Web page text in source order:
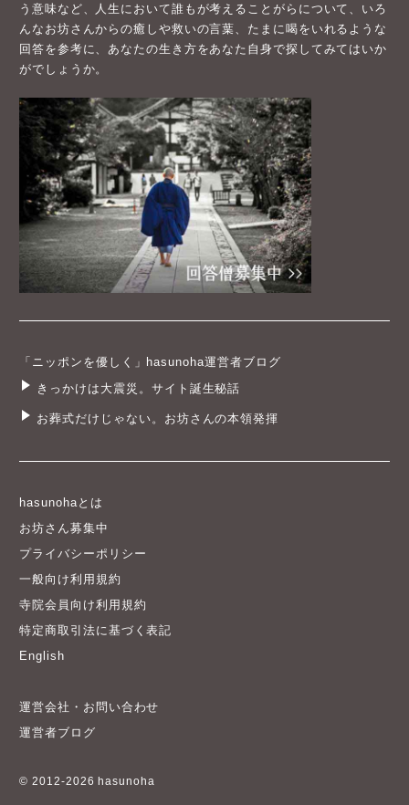
う意味など、人生において誰もが考えることがらについて、いろ
んなお坊さんからの癒しや救いの言葉、たまに喝をいれるような
回答を参考に、あなたの生き方をあなた自身で探してみてはいか
がでしょうか。
「ニッポンを優しく」hasunoha運営者ブログ
きっかけは大震災。サイト誕生秘話
お葬式だけじゃない。お坊さんの本領発揮
hasunohaとは
お坊さん募集中
プライバシーポリシー
一般向け利用規約
寺院会員向け利用規約
特定商取引法に基づく表記
English
運営会社・お問い合わせ
運営者ブログ
© 2012-2026 hasunoha